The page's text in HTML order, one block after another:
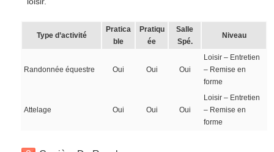
Type d’activité
Pratica
ble
Pratiqu
ée
Salle
Spé.
Niveau
Randonnée équestre Oui Oui Oui
Loisir – Entretien
– Remise en
forme
Attelage Oui Oui Oui
Loisir – Entretien
– Remise en
forme